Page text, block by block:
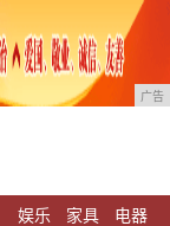
广告
娱乐 家具
电器